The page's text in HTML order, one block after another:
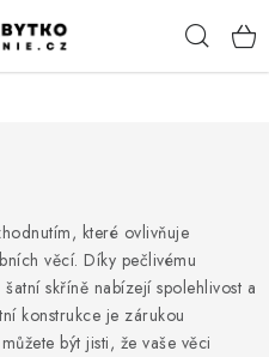
které ovlivňuje
věcí. Díky pečlivému
skříně nabízejí spolehlivost a
konstrukce je zárukou
být jisti, že vaše věci